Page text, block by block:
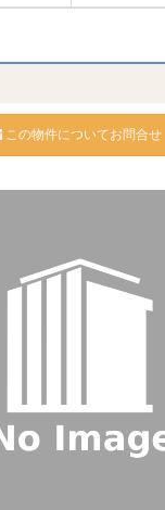
この物件についてお問合せ